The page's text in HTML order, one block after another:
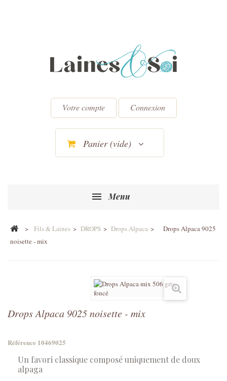
Votre compte Connexion
Panier (vide)
Menu
> Fils & Laines > DROPS > Drops Alpaca >
Drops Alpaca 9025
noisette - mix
Drops Alpaca 9025 noisette - mix
Référence 10469025
Un favori classique composé uniquement de doux
alpaga